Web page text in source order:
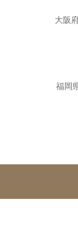
大阪
福岡